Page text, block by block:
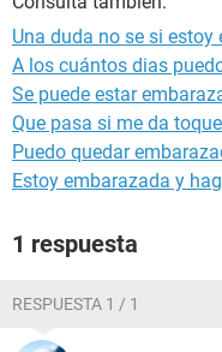
Una duda no se si estoy
A los cuántos dias
Se puede estar
Que pasa si me da
Puedo quedar
Estoy embarazada y
1 respuesta
RESPUESTA 1 / 1